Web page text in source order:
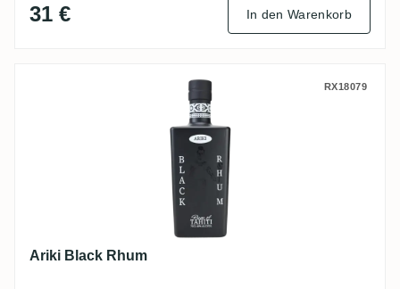
31 € In den Warenkorb
RX18079
Ariki Black Rhum